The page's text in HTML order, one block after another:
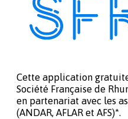
Cette application
Société Française de
en partenariat avec les
(ANDAR, AFLAR et AFS)*.